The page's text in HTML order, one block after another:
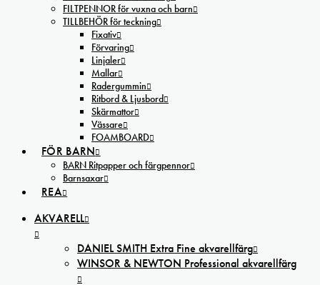
FILTPENNOR för vuxna och barn
TILLBEHÖR för teckning
Fixativ
Förvaring
Linjaler
Mallar
Radergummin
Ritbord & Ljusbord
Skärmattor
Vässare
FOAMBOARD
FÖR BARN
BARN Ritpapper och färgpennor
Barnsaxar
REA
AKVARELL
DANIEL SMITH Extra Fine akvarellfärg
WINSOR & NEWTON Professional akvarellfärg